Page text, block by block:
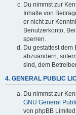
Du nimmst zur
Inhalte von
er nicht zur
Benutzerkonto,
sperren.
Du gestattest dem
abzuändern,
sind, dem
4. GENERAL PUBLIC
Du nimmst zur
GNU General
von phpBB